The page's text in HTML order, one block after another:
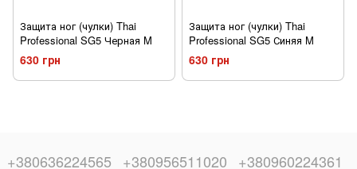
Защита ног (чулки) Thai
Professional SG5 Черная M
630 грн
Защита ног (чулки) Thai
Professional SG5 Синяя M
630 грн
+380636224565 +380956511020 +380960224361